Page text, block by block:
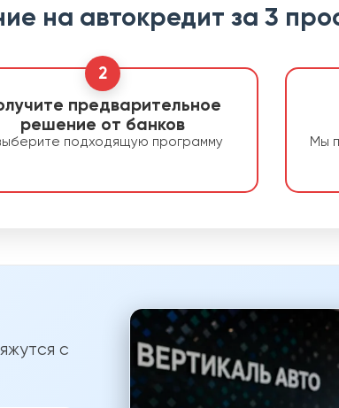
на автокредит за 3
2
предварительное
решение от банков
подходящую программу
Мы
с